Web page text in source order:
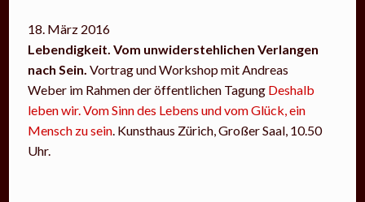
18. März 2016
Lebendigkeit. Vom unwiderstehlichen Verlangen
nach Sein. Vortrag und Workshop mit Andreas
Weber im Rahmen der öffentlichen Tagung Deshalb
leben wir. Vom Sinn des Lebens und vom Glück, ein
Mensch zu sein . Kunsthaus Zürich, Großer Saal, 10.50
Uhr.